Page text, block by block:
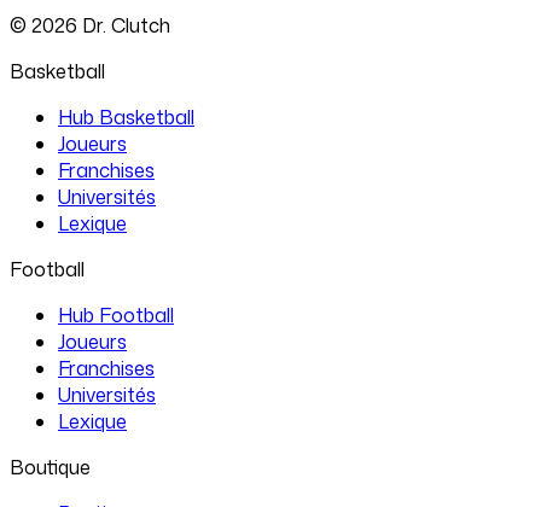
© 2026 Dr. Clutch
Basketball
Hub Basketball
Joueurs
Franchises
Universités
Lexique
Football
Hub Football
Joueurs
Franchises
Universités
Lexique
Boutique